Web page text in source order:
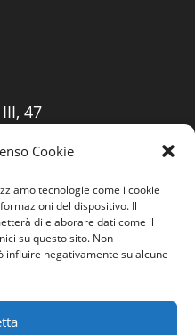
Cookie
tecnologie come i cookie
del dispositivo. Il
di elaborare dati come il
su questo sito. Non
influire negativamente su alcune
47